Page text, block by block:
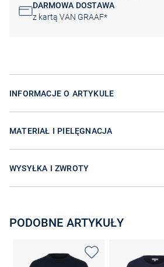
DARMOWA DOSTAWA
z kartą VAN GRAAF*
INFORMACJE O ARTYKULE
MATERIAŁ I PIELĘGNACJA
WYSYŁKA I ZWROTY
PODOBNE ARTYKUŁY